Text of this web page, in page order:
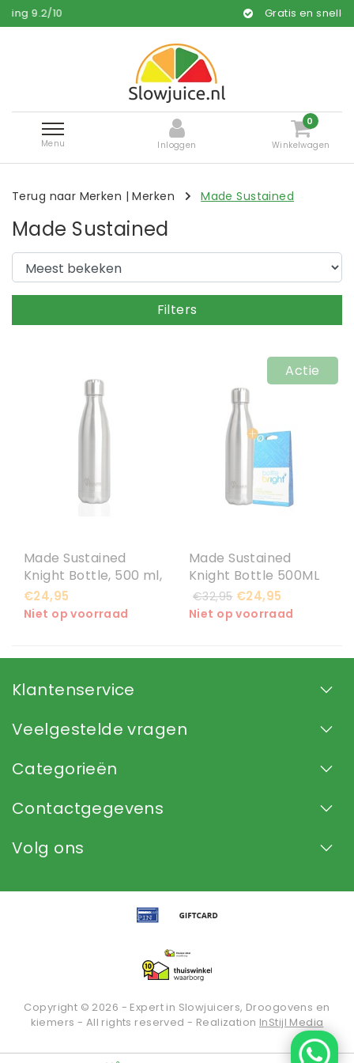
/10 Gratis en snelle
Menu Inloggen
0
Winkelwagen
Terug naar Merken |Merken Made Sustained
Made Sustained
Filters
Made Sustained
Knight Bottle, 500 ml,
Brushed SS
€24,95
Niet op voorraad
Actie
Made Sustained
Knight Bottle 500ML
+ Gratis Bottle Bright
Reinigingstabletten
€32,95 €24,95
Niet op voorraad
Klantenservice
Veelgestelde vragen
Categorieën
Contactgegevens
Volg ons
Copyright © 2026 - Expert in Slowjuicers, Droogovens en
kiemers - All rights reserved - Realization InStijl Media
Beoordeling op voor Slowjuice.nl: 9.2/10 (2934